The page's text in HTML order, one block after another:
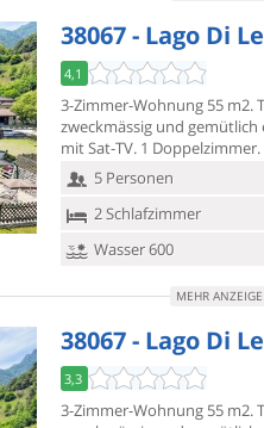
38067 - Lago Di
4,1
3-Zimmer-Wohnung 55 m2.
zweckmässig und gemütlich
mit Sat-TV. 1
5 Personen
2 Schlafzimmer
Wasser 600
MEHR
38067 - Lago Di
3,3
3-Zimmer-Wohnung 55 m2.